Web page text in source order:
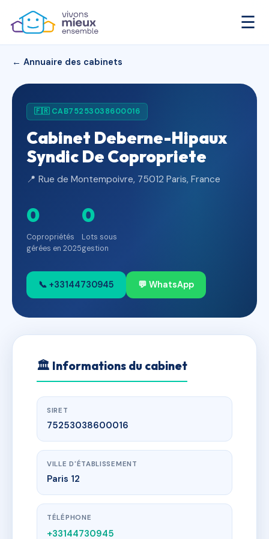
☰
← Annuaire des cabinets
🇫🇷 CAB75253038600016
Cabinet Deberne-Hipaux
Syndic De Copropriete
📍 Rue de Montempoivre, 75012 Paris, France
0
Copropriétés
gérées en 2025
0
Lots sous
gestion
📞 +33144730945 💬 WhatsApp
🏛 Informations du cabinet
SIRET
75253038600016
VILLE D'ÉTABLISSEMENT
Paris 12
TÉLÉPHONE
+33144730945